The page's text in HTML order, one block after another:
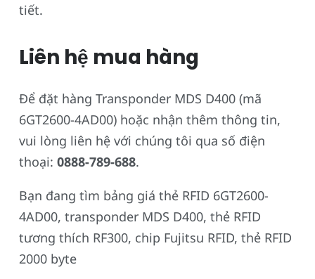
tiết.
Liên hệ mua hàng
Để đặt hàng Transponder MDS D400 (mã
6GT2600-4AD00) hoặc nhận thêm thông tin,
vui lòng liên hệ với chúng tôi qua số điện
thoại: 0888-789-688.
Bạn đang tìm bảng giá thẻ RFID 6GT2600-
4AD00, transponder MDS D400, thẻ RFID
tương thích RF300, chip Fujitsu RFID, thẻ RFID
2000 byte